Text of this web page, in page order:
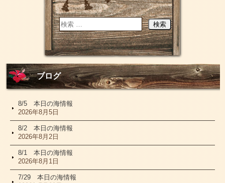
ブログ
8/5 本日の海情報
2026年8月5日
8/2 本日の海情報
2026年8月2日
8/1 本日の海情報
2026年8月1日
7/29 本日の海情報